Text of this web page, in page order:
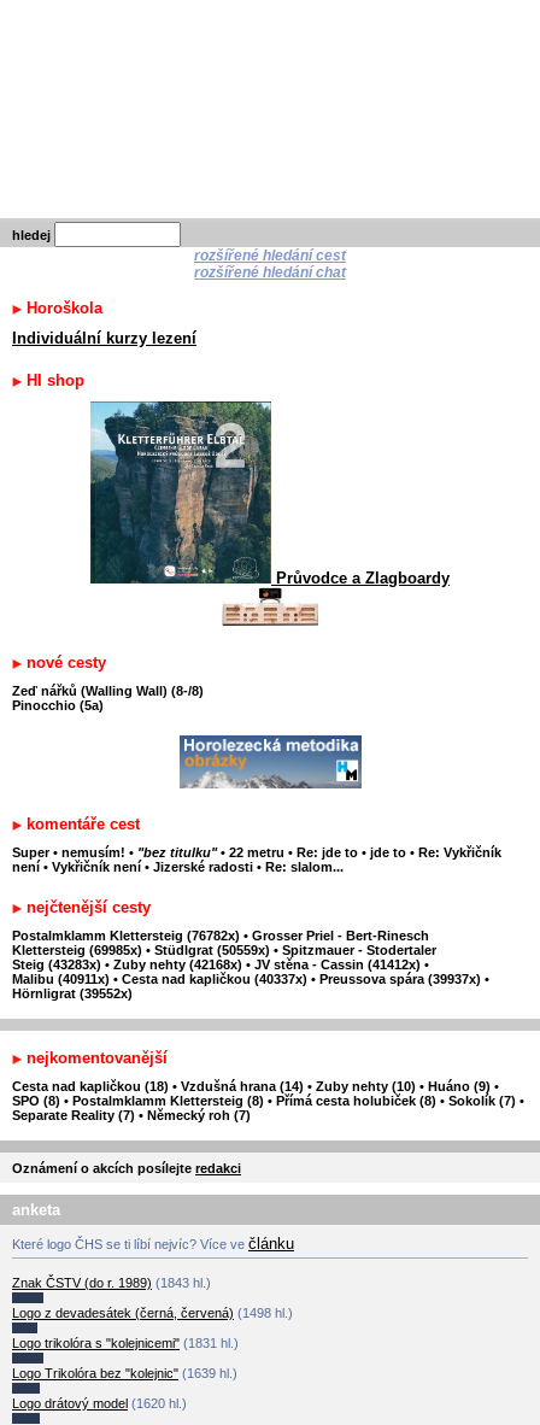
hledej
rozšířené hledání cest
rozšířené hledání chat
Horoškola
Individuální kurzy lezení
HI shop
Průvodce a Zlagboardy
nové cesty
Zeď nářků (Walling Wall) (8-/8)
Pinocchio (5a)
komentáře cest
Super • nemusím! • "bez titulku" • 22 metru • Re: jde to • jde to • Re: Vykřičník
není • Vykřičník není • Jizerské radosti • Re: slalom...
nejčtenější cesty
Postalmklamm Klettersteig (76782x) • Grosser Priel - Bert-Rinesch
Klettersteig (69985x) • Stüdlgrat (50559x) • Spitzmauer - Stodertaler
Steig (43283x) • Zuby nehty (42168x) • JV stěna - Cassin (41412x) •
Malibu (40911x) • Cesta nad kapličkou (40337x) • Preussova spára (39937x) •
Hörnligrat (39552x)
nejkomentovanější
Cesta nad kapličkou (18) • Vzdušná hrana (14) • Zuby nehty (10) • Huáno (9) •
SPO (8) • Postalmklamm Klettersteig (8) • Přímá cesta holubiček (8) • Sokolík (7) •
Separate Reality (7) • Německý roh (7)
Oznámení o akcích posílejte redakci
anketa
Které logo ČHS se ti líbí nejvíc? Více ve článku
Znak ČSTV (do r. 1989) (1843 hl.)
Logo z devadesátek (černá, červená) (1498 hl.)
Logo trikolóra s "kolejnicemi" (1831 hl.)
Logo Trikolóra bez "kolejnic" (1639 hl.)
Logo drátový model (1620 hl.)